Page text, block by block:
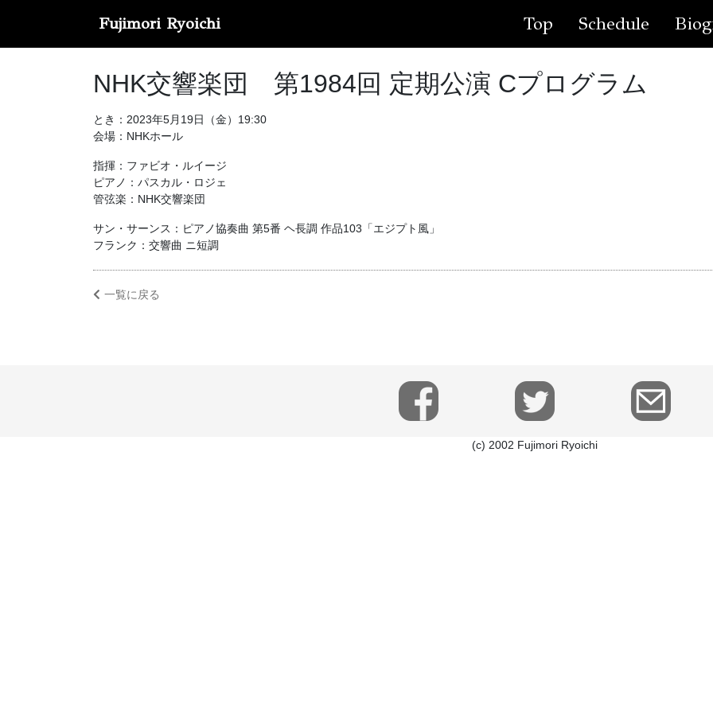
Fujimori Ryoichi Top Schedule
NHK交響楽団 第1984回 定期公演 Cプログラム
とき：2023年5月19日（金）19:30
会場：NHKホール
指揮：ファビオ・ルイージ
ピアノ：パスカル・ロジェ
管弦楽：NHK交響楽団
サン・サーンス：ピアノ協奏曲 第5番 ヘ長調 作品103「エジプト風」
フランク：交響曲 ニ短調
一覧に戻る
(c) 2002 Fujimori Ryoichi